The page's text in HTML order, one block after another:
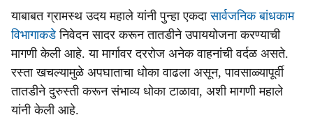
याबाबत ग्रामस्थ उदय महाले यांनी पुन्हा एकदासार्वजनिक बांधकाम
विभागाकडेनिवेदन सादर करून तातडीने उपाययोजना करण्याची
मागणी केली आहे. या मार्गावर दररोज अनेक वाहनांची वर्दळ असते.
रस्ता खचल्यामुळे अपघाताचा धोका वाढला असून, पावसाळ्यापूर्वी
तातडीने दुरुस्ती करून संभाव्य धोका टाळावा, अशी मागणी महाले
यांनी केली आहे.